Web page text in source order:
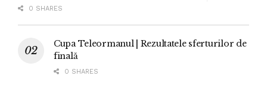
0 SHARES
Cupa Teleormanul | Rezultatele sferturilor de
finală
0 SHARES